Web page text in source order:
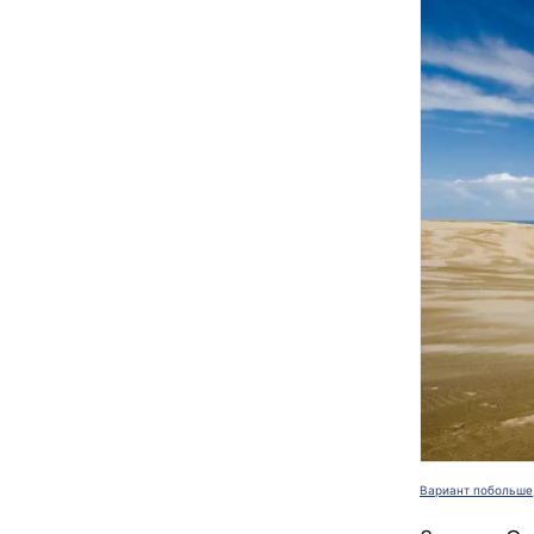
Вариант